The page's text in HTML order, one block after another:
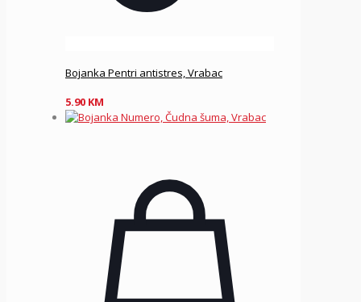
Bojanka Pentri antistres, Vrabac
5.90 KM